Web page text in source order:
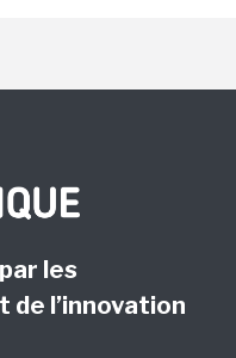
les
de l’innovation